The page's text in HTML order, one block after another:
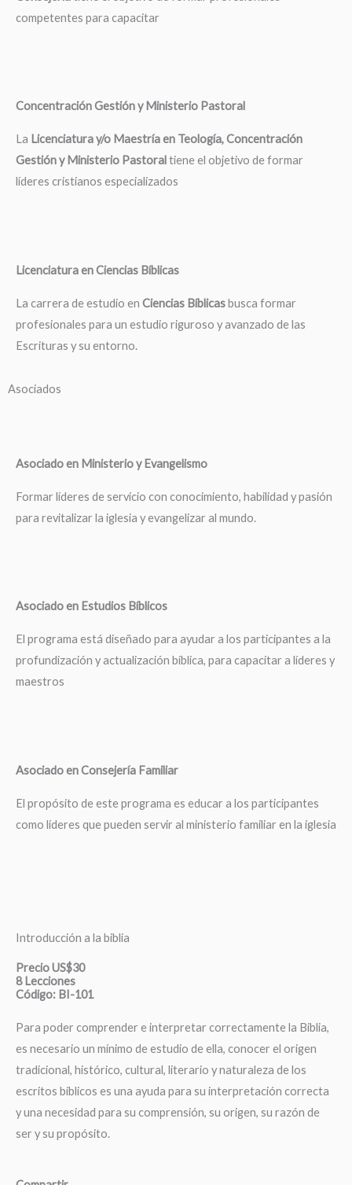
competentes para capacitar
Concentración Gestión y Ministerio Pastoral
La Licenciatura y/o Maestría en Teología, Concentración
Gestión y Ministerio Pastoraltiene el objetivo de formar
líderes cristianos especializados
Licenciatura en Ciencias Bíblicas
La carrera de estudio en Ciencias Bíblicasbusca formar
profesionales para un estudio riguroso y avanzado de las
Escrituras y su entorno.
Asociados
Asociado en Ministerio y Evangelismo
Formar líderes de servicio con conocimiento, habilidad y pasión
para revitalizar la iglesia y evangelizar al mundo.
Asociado en Estudios Bíblicos
El programa está diseñado para ayudar a los participantes a la
profundización y actualización bíblica, para capacitar a líderes y
maestros
Asociado en Consejería Familiar
El propósito de este programa es educar a los participantes
como líderes que pueden servir al ministerio familiar en la iglesia
Introducción a la biblia
Precio US$30
8 Lecciones
Código: BI-101
Para poder comprender e interpretar correctamente la Biblia,
es necesario un mínimo de estudio de ella, conocer el origen
tradicional, histórico, cultural, literario y naturaleza de los
escritos bíblicos es una ayuda para su interpretación correcta
y una necesidad para su comprensión, su origen, su razón de
ser y su propósito.